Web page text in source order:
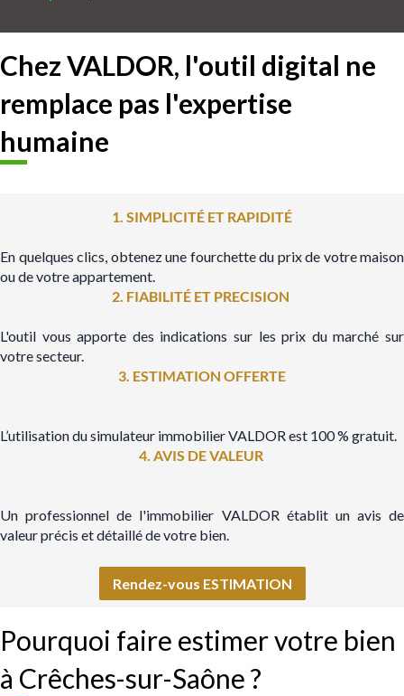
Chez VALDOR, l'outil digital ne
remplace pas l'expertise
humaine
1. SIMPLICITÉ ET RAPIDITÉ
En quelques clics, obtenez une fourchette du prix de votre maison
ou de votre appartement.
2. FIABILITÉ ET PRECISION
L'outil vous apporte des indications sur les prix du marché sur
votre secteur.
3. ESTIMATION OFFERTE
L’utilisation du simulateur immobilier VALDOR est 100 % gratuit.
4. AVIS DE VALEUR
Un professionnel de l'immobilier VALDOR établit un avis de
valeur précis et détaillé de votre bien.
Rendez-vous ESTIMATION
Pourquoi faire estimer votre bien
à Crêches-sur-Saône ?